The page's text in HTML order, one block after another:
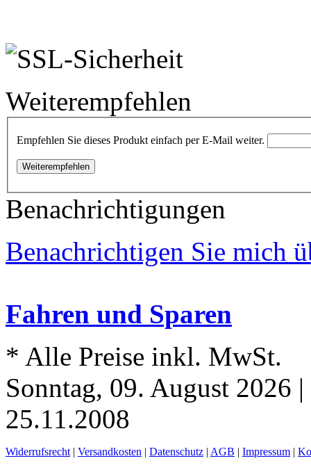
Weiterempfehlen
Empfehlen Sie dieses Produkt einfach per E-Mail weiter.
Weiterempfehlen
Benachrichtigungen
Benachrichtigen Sie mich
Fahren und Sparen
* Alle Preise inkl. MwSt.
Sonntag, 09. August 2026
25.11.2008
Widerrufsrecht | Versandkosten | Datenschutz | AGB | Impressum |